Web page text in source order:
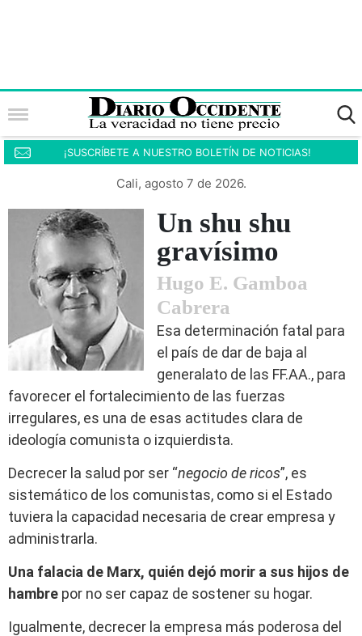
¡SUSCRÍBETE A NUESTRO BOLETÍN DE NOTICIAS!
Cali, agosto 7 de 2026.
Un shu shu
gravísimo
Hugo E. Gamboa
Cabrera
Esa determinación fatal para
el país de dar de baja al
generalato de las FF.AA., para
favorecer el fortalecimiento de las fuerzas
irregulares, es una de esas actitudes clara de
ideología comunista o izquierdista.
Decrecer la salud por ser “negocio de ricos”, es
sistemático de los comunistas, como si el Estado
tuviera la capacidad necesaria de crear empresa y
administrarla.
Una falacia de Marx, quién dejó morir a sus hijos de
hambre por no ser capaz de sostener su hogar.
Igualmente, decrecer la empresa más poderosa del